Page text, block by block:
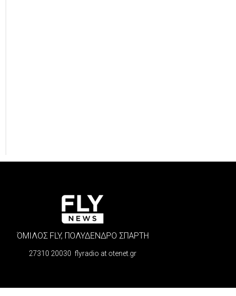
ΌΜΙΛΟΣ FLY, ΠΟΛΥΔΕΝΔΡΟ ΣΠΑΡΤΗ
27310 20030 flyradio at otenet.gr